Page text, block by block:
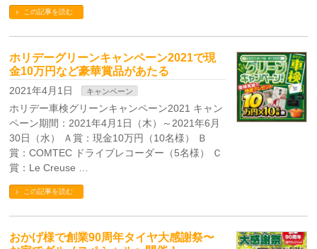
この記事を読む
ホリデーグリーンキャンペーン2021で現
金10万円など豪華賞品があたる
2021年4月1日 キャンペーン
ホリデー車検グリーンキャンペーン2021 キャン
ペーン期間：2021年4月1日（木）～2021年6月
30日（水） Ａ賞：現金10万円（10名様） Ｂ
賞：COMTEC ドライブレコーダー（5名様） Ｃ
賞：Le Creuse …
この記事を読む
おかげ様で創業90周年タイヤ大感謝祭〜